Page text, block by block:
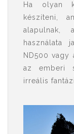
Ha olyan
készíteni,
alapulnak,
használata
ND500 vagy
az emberi
irreális